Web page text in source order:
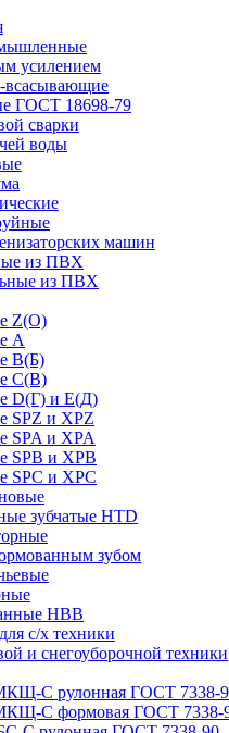
усилением
всасывающие
ГОСТ 18698-79
сварки
воды
машин
из ПВХ
из ПВХ
Z(О)
А
В(Б)
С(В)
D(Г) и Е(Д)
SPZ и XPZ
SPA и XPA
SPB и XPB
SPC и XPC
зубчатые HTD
зубом
HBB
с/х техники
и снегоуборочной техники
С рулонная ГОСТ 7338-
С формовая ГОСТ 7338-